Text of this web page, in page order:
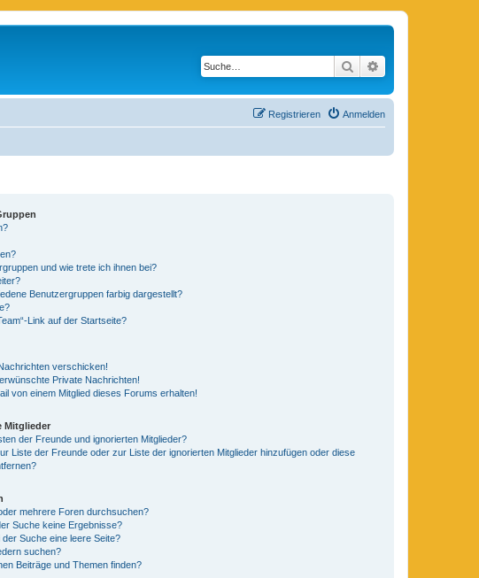
Suche
Anmelden
Registrieren
und wie trete ich ihnen bei?
Benutzergruppen farbig dargestellt?
Link auf der Startseite?
verschicken!
Private Nachrichten!
von einem Mitglied dieses Forums erhalten!
Mitglieder
der Freunde und ignorierten Mitglieder?
Liste der Freunde oder zur Liste der ignorierten Mitglieder hinzufügen oder diese
mehrere Foren durchsuchen?
Suche keine Ergebnisse?
Suche eine leere Seite?
suchen?
Beiträge und Themen finden?